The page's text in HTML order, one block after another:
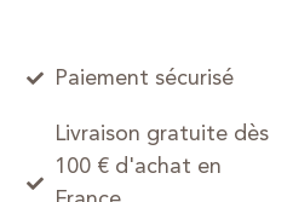
Paiement sécurisé
Livraison gratuite dès
100 € d'achat en